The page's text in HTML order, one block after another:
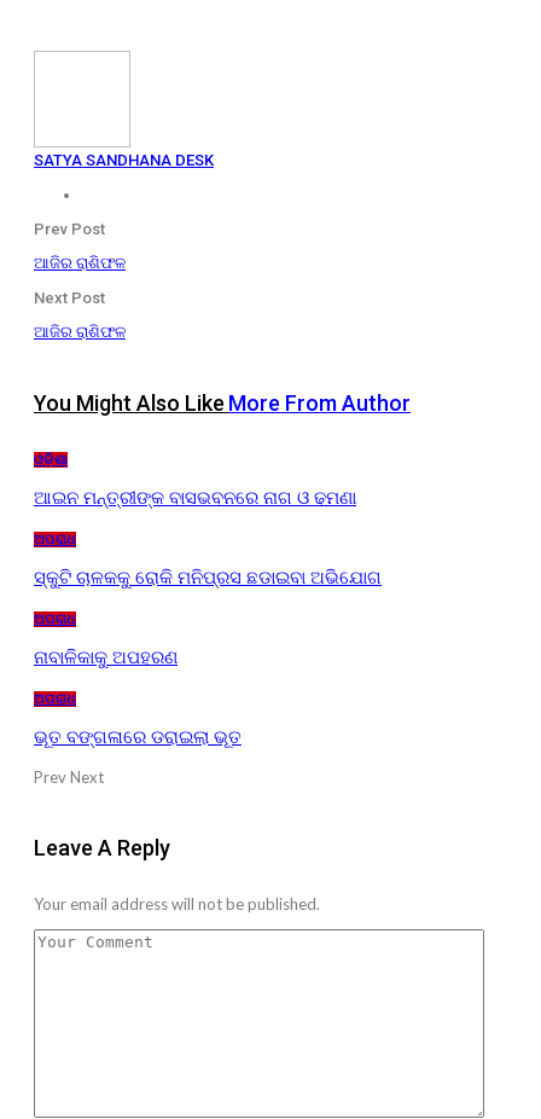
SATYA SANDHANA DESK
Prev Post
ଆଜିର ରାଶିଫଳ
Next Post
ଆଜିର ରାଶିଫଳ
You Might Also Like More From Author
ଓଡ଼ିଶା
ଆଇନ ମନ୍ତ୍ରୀଙ୍କ ବାସଭବନରେ ନାଗ ଓ ଢମଣା
ଅପରାଧ
ସ୍କୁଟି ଚାଳକକୁ ରୋକି ମନିପ୍ରସ ଛଡାଇବା ଅଭିଯୋଗ
ଅପରାଧ
ନାବାଳିକାକୁ ଅପହରଣ
ଅପରାଧ
ଭୂତ ବଙ୍ଗଳାରେ ଡରାଇଲା ଭୂତ
PrevNext
Leave A Reply
Your email address will not be published.